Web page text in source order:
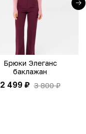
Брюки Элеганс
баклажан
2 499 ₽ 3 800 ₽